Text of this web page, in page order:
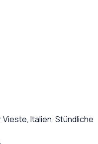
Vieste, Italien. Stündliche